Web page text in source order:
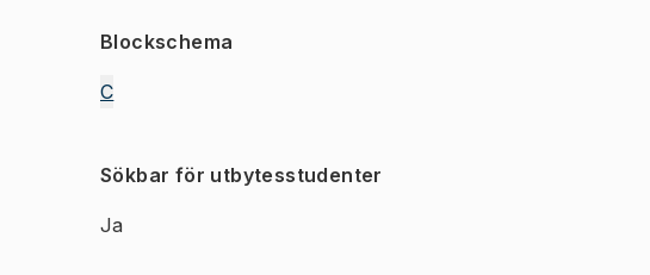
Blockschema
C
Sökbar för utbytesstudenter
Ja